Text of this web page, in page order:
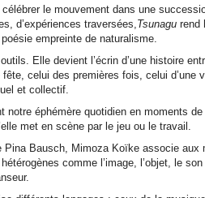
le mouvement dans une
d’expériences traversées, Tsunagu rend
empreinte de naturalisme.
Elle devient l’écrin d’une histoire
celui des premières fois, celui d’une
et collectif.
éphémère quotidien en moments
met en scène par le jeu ou le travail.
Bausch, Mimoza Koïke associe aux
comme l’image, l’objet, le